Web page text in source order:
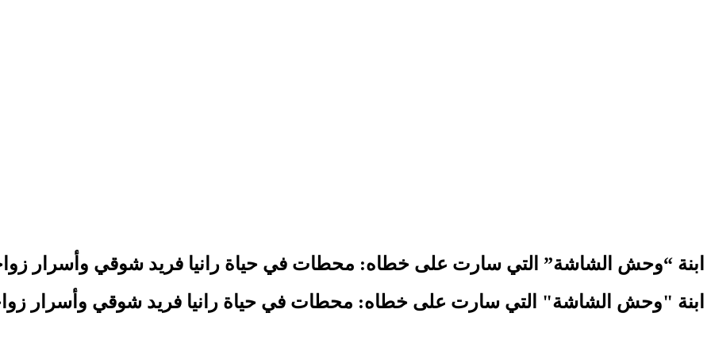
ابنة “وحش الشاشة” التي سارت على خطاه: محطات في حياة رانيا فريد شوقي وأسرار
ابنة "وحش الشاشة" التي سارت على خطاه: محطات في حياة رانيا فريد شوقي وأسرار